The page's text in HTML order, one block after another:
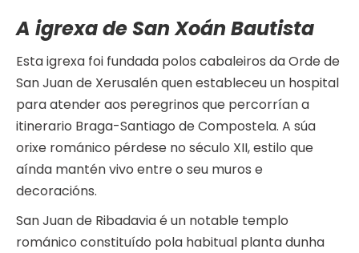
A igrexa de San Xoán Bautista
Esta igrexa foi fundada polos cabaleiros da Orde de
San Juan de Xerusalén quen estableceu un hospital
para atender aos peregrinos que percorrían a
itinerario Braga-Santiago de Compostela. A súa
orixe románico pérdese no século XII, estilo que
aínda mantén vivo entre o seu muros e
decoracións.
San Juan de Ribadavia é un notable templo
románico constituído pola habitual planta dunha